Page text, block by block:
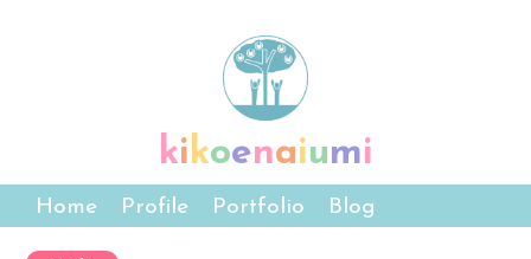
kikoenaiumi
Home Profile Portfolio Blog